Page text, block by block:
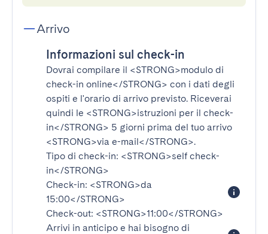
Arrivo
Informazioni sul check-in
Dovrai compilare il <STRONG>modulo di
check-in online</STRONG> con i dati degli
ospiti e l'orario di arrivo previsto. Riceverai
quindi le <STRONG>istruzioni per il check-
in</STRONG> 5 giorni prima del tuo arrivo
<STRONG>via e-mail</STRONG>.
Tipo di check-in: <STRONG>self check-
in</STRONG>
Check-in: <STRONG>da
15:00</STRONG>
Check-out: <STRONG>11:00</STRONG>
Arrivi in anticipo e hai bisogno di